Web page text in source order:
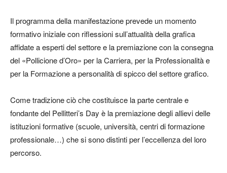
Il programma della manifestazione prevede un momento
formativo iniziale con riflessioni sull’attualità della grafica
affidate a esperti del settore e la premiazione con la consegna
del «Pollicione d’Oro» per la Carriera, per la Professionalità e
per la Formazione a personalità di spicco del settore grafico.
Come tradizione ciò che costituisce la parte centrale e
fondante del Pellitteri’s Day è la premiazione degli allievi delle
istituzioni formative (scuole, università, centri di formazione
professionale…) che si sono distinti per l’eccellenza del loro
percorso.